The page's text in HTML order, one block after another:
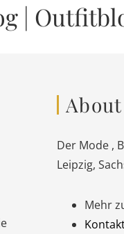
|
Der Mode ,
Leipzig,
Mehr